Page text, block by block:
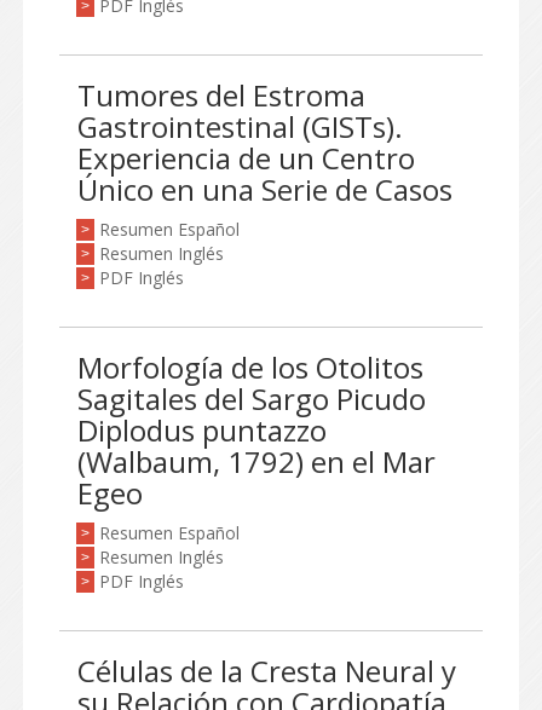
> PDF Inglés
Tumores del Estroma
Gastrointestinal (GISTs).
Experiencia de un Centro
Único en una Serie de Casos
> Resumen Español
> Resumen Inglés
> PDF Inglés
Morfología de los Otolitos
Sagitales del Sargo Picudo
Diplodus puntazzo
(Walbaum, 1792) en el Mar
Egeo
> Resumen Español
> Resumen Inglés
> PDF Inglés
Células de la Cresta Neural y